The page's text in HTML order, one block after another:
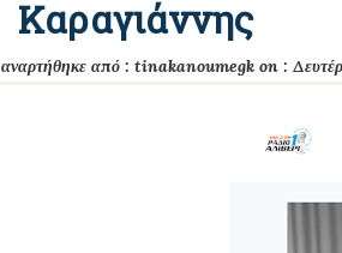
Καραγιάννης
αναρτήθηκε από : tinakanoumegk on :